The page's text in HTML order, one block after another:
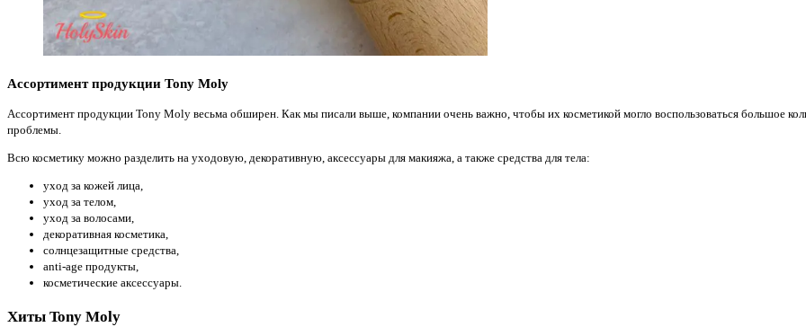
Ассортимент продукции Tony Moly
Ассортимент продукции Tony Moly весьма обширен. Как мы писали выше, компании очень важно, чтобы их косметикой могло воспользоваться большое
проблемы.
Всю косметику можно разделить на уходовую, декоративную, аксессуары для макияжа, а также средства для тела:
уход за кожей лица,
уход за телом,
уход за волосами,
декоративная косметика,
солнцезащитные средства,
anti-age продукты,
косметические аксессуары.
Хиты Tony Moly